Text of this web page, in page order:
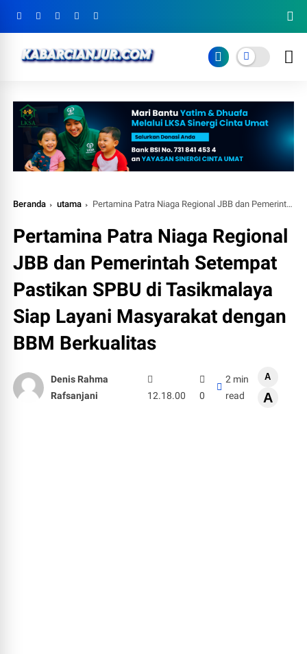
Beranda utama Pertamina Patra Niaga Regional JBB dan Pemerintah Setempat Pastikan SPBU di Tasikmalaya Siap Layani Masyarakat dengan BBM Berkualitas
Pertamina Patra Niaga Regional
JBB dan Pemerintah Setempat
Pastikan SPBU di Tasikmalaya
Siap Layani Masyarakat dengan
BBM Berkualitas
Denis Rahma
Rafsanjani
12.18.00 0
2 min
read
A
A